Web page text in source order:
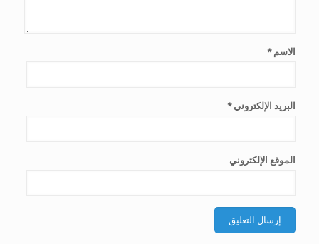
الاسم*
البريد الإلكتروني*
الموقع الإلكتروني